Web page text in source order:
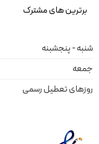
برترین های مشترک
شنبه - پنجشبنه
جمعه
روزهای تعطیل رسمی